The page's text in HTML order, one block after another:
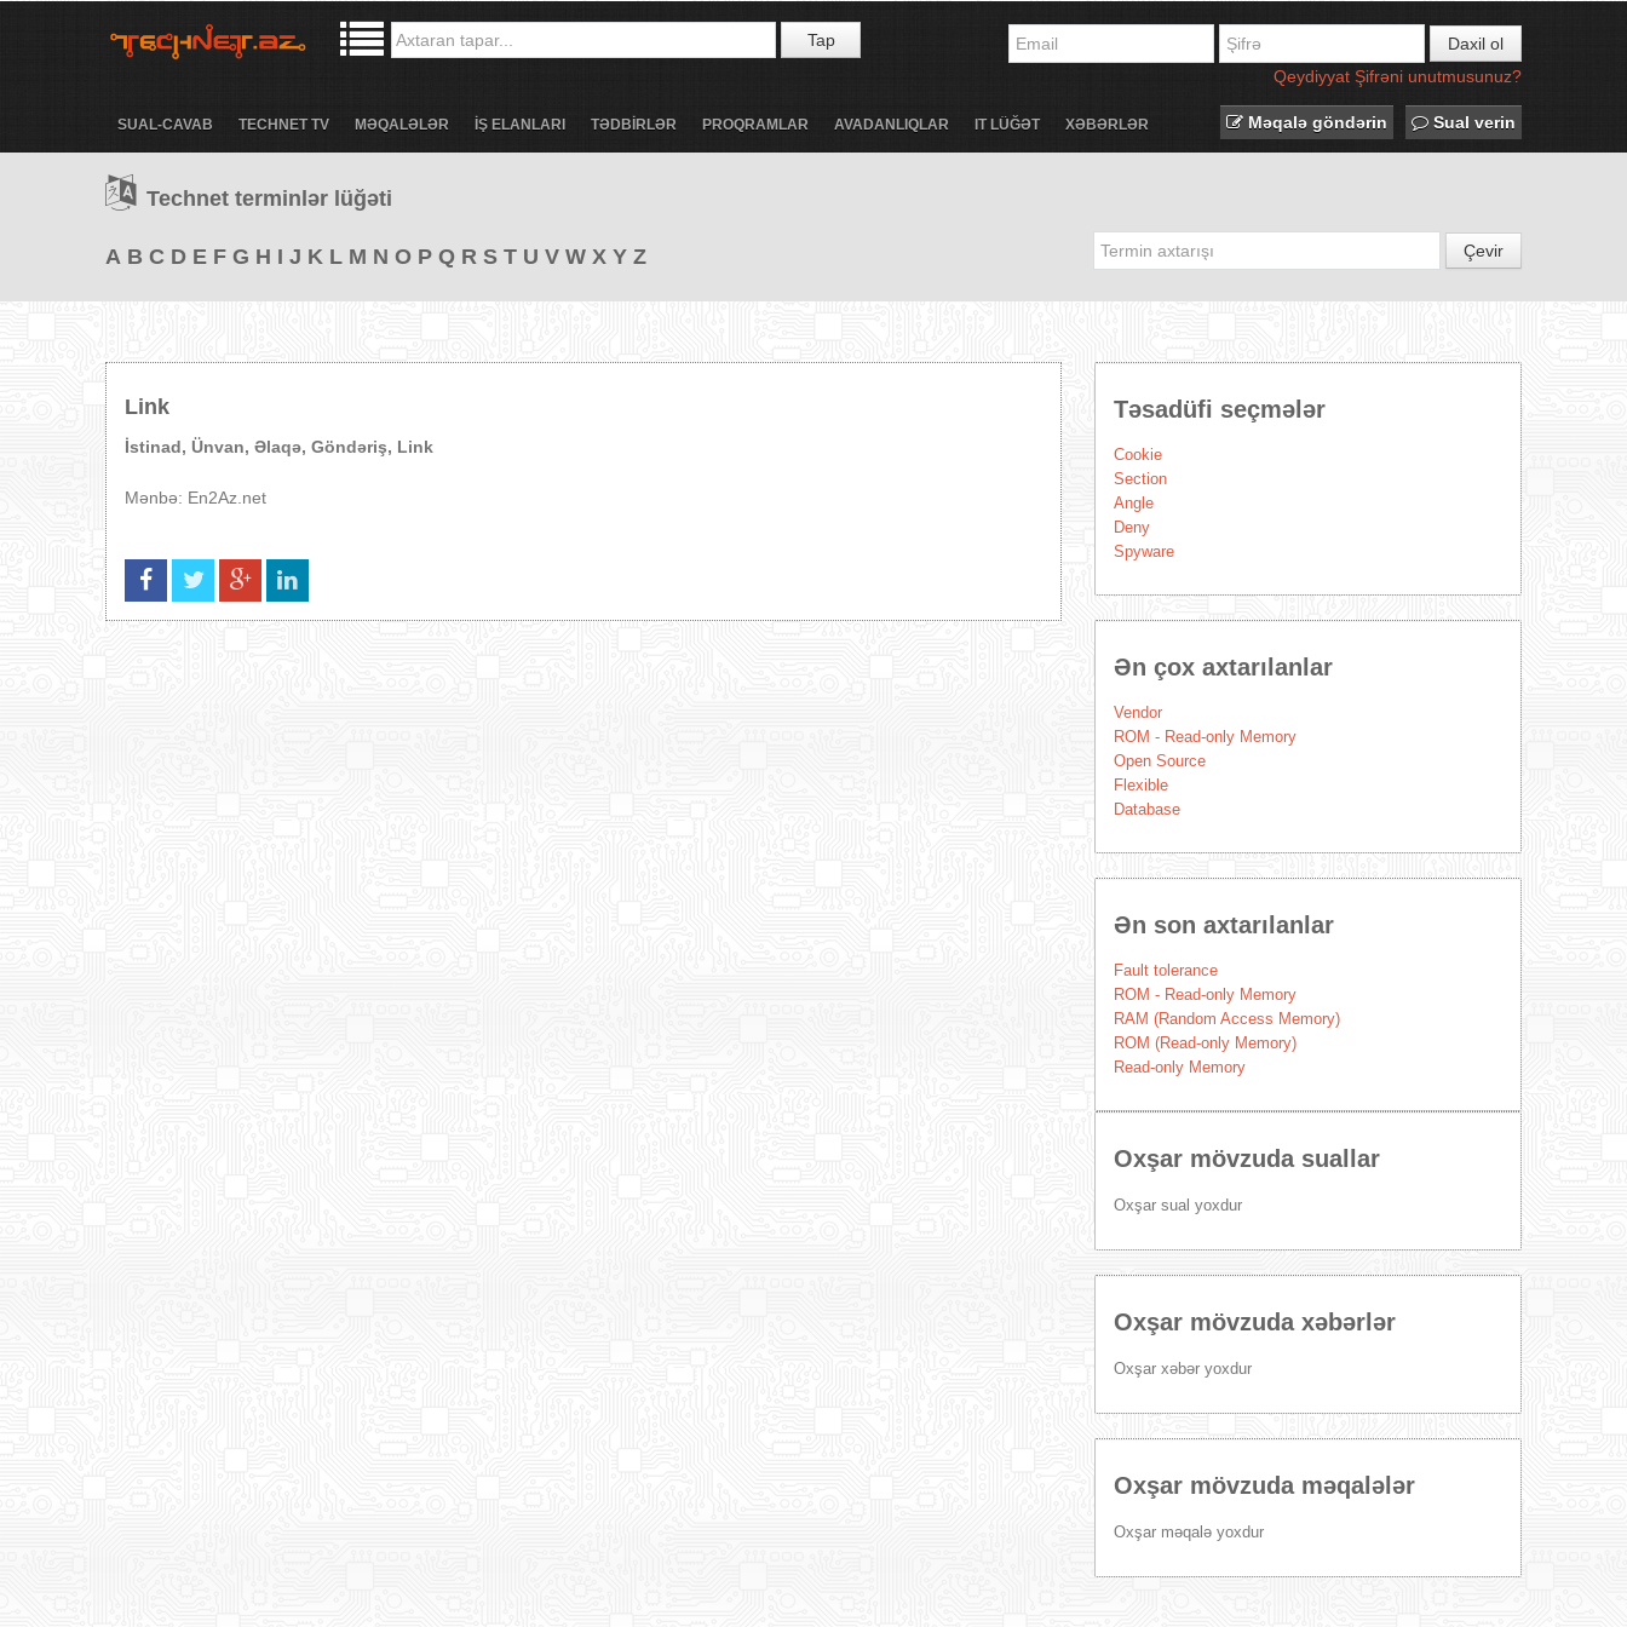
Tap
Daxil ol
Qeydiyyat Şifrəni unutmusunuz?
SUAL-CAVAB TECHNET TV MƏQALƏLƏR İŞ ELANLARI TƏDBİRLƏR PROQRAMLAR AVADANLIQLAR IT LÜĞƏT XƏBƏRLƏR Məqalə göndərin Sual verin
Technet terminlər lüğəti
A B C D E F G H I J K L M N O P Q R S T U V W X Y Z Çevir
Link
İstinad, Ünvan, Əlaqə, Göndəriş, Link
Mənbə: En2Az.net
Təsadüfi seçmələr
Cookie
Section
Angle
Deny
Spyware
Ən çox axtarılanlar
Vendor
ROM - Read-only Memory
Open Source
Flexible
Database
Ən son axtarılanlar
Fault tolerance
ROM - Read-only Memory
RAM (Random Access Memory)
ROM (Read-only Memory)
Read-only Memory
Oxşar mövzuda suallar
Oxşar sual yoxdur
Oxşar mövzuda xəbərlər
Oxşar xəbər yoxdur
Oxşar mövzuda məqalələr
Oxşar məqalə yoxdur